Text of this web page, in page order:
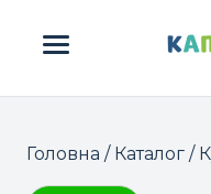
Головна / Каталог /